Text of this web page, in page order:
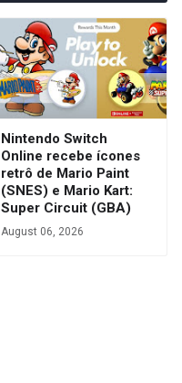
Nintendo Switch
Online recebe ícones
retrô de Mario Paint
(SNES) e Mario Kart:
Super Circuit (GBA)
August 06, 2026